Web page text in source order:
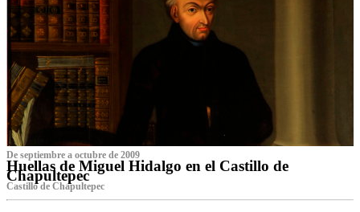
De septiembre a octubre de 2009
Huellas de Miguel Hidalgo en el Castillo de
Chapultepec
Castillo de Chapultepec